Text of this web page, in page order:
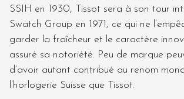
SSIH en 1930, Tissot sera à son tour
Swatch Group en 1971, ce qui ne
garder la fraîcheur et le caractère
assuré sa notoriété. Peu de marque
d’avoir autant contribué au renom
l’horlogerie Suisse que Tissot.